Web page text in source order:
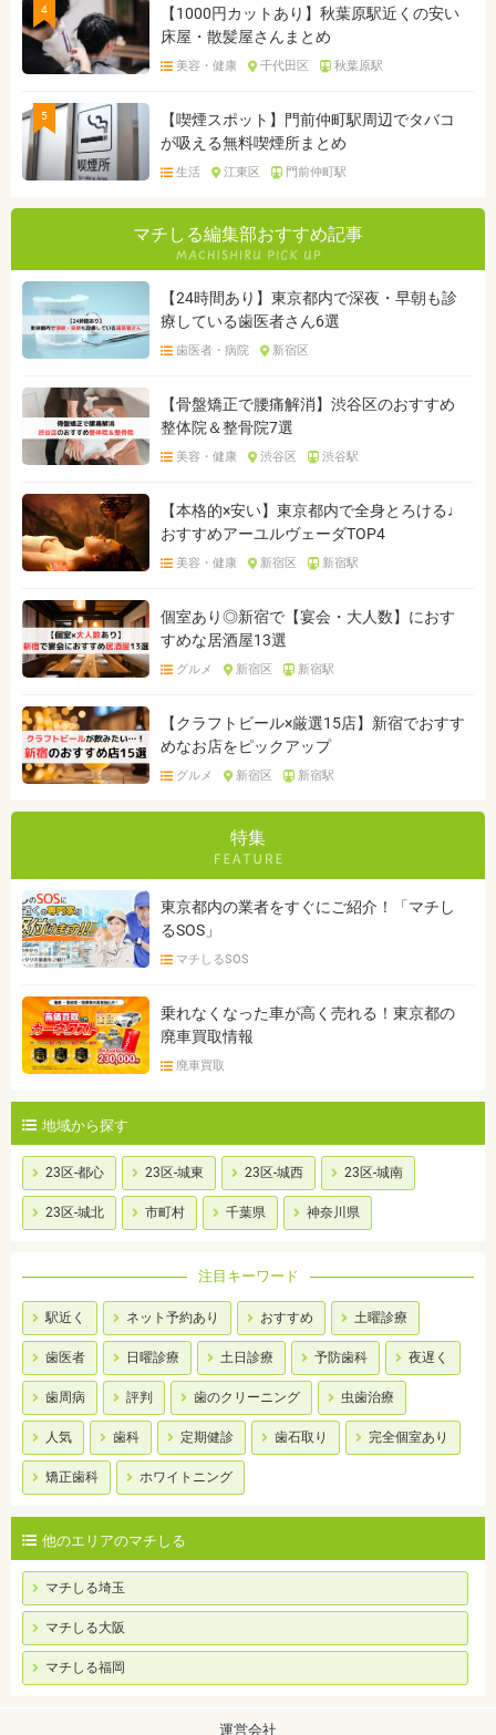
4
【1000円カットあり】秋葉原駅近くの安い
床屋・散髪屋さんまとめ
美容・健康 千代田区 秋葉原駅
5
【喫煙スポット】門前仲町駅周辺でタバコ
が吸える無料喫煙所まとめ
生活 江東区 門前仲町駅
マチしる編集部おすすめ記事
【24時間あり】東京都内で深夜・早朝も診
療している歯医者さん6選
歯医者・病院 新宿区
【骨盤矯正で腰痛解消】渋谷区のおすすめ
整体院＆整骨院7選
美容・健康 渋谷区 渋谷駅
【本格的×安い】東京都内で全身とろける♩
おすすめアーユルヴェーダTOP4
美容・健康 新宿区 新宿駅
個室あり◎新宿で【宴会・大人数】におす
すめな居酒屋13選
グルメ 新宿区 新宿駅
【クラフトビール×厳選15店】新宿でおすす
めなお店をピックアップ
グルメ 新宿区 新宿駅
特集
東京都内の業者をすぐにご紹介！「マチし
るSOS」
マチしるSOS
乗れなくなった車が高く売れる！東京都の
廃車買取情報
廃車買取
地域から探す
23区-都心 23区-城東 23区-城西 23区-城南
23区-城北 市町村 千葉県 神奈川県
注目キーワード
駅近く ネット予約あり おすすめ 土曜診療
歯医者 日曜診療 土日診療 予防歯科 夜遅く
歯周病 評判 歯のクリーニング 虫歯治療
人気 歯科 定期健診 歯石取り 完全個室あり
矯正歯科 ホワイトニング
他のエリアのマチしる
マチしる埼玉
マチしる大阪
マチしる福岡
運営会社